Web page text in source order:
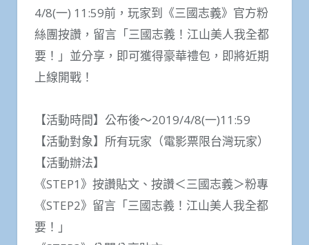
4/8(一) 11:59前，玩家到《三國志義》官方粉
絲團按讚，留言「三國志義！江山美人我全都
要！」並分享，即可獲得豪華禮包，即將近期
上線開戰！
【活動時間】公布後～2019/4/8(一)11:59
【活動對象】所有玩家（電影票限台灣玩家）
【活動辦法】
《STEP1》按讚貼文、按讚＜三國志義＞粉專
《STEP2》留言「三國志義！江山美人我全都
要！」